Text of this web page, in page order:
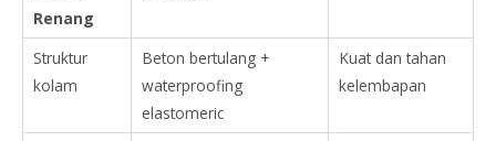
Renang
Struktur
kolam
Beton bertulang +
waterproofing
elastomeric
Kuat dan tahan
kelembapan